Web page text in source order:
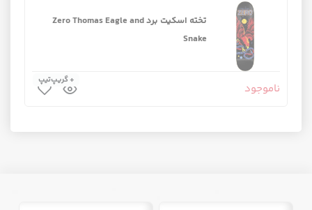
تخته اسکیت برد Zero Thomas Eagle and
Snake
ناموجود
+ گریپ‌تیپ